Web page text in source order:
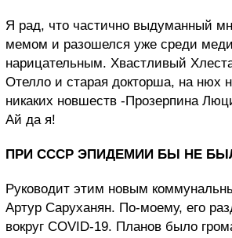
Я рад, что частично выдуманный
мемом и разошелся уже среди
нарицательным. Хвастливый
Отелло и старая докторша, на нюх
никаких новшеств -Прозерпина
Ай да я!
ПРИ СССР ЭПИДЕМИИ БЫ НЕ
Руководит этим новым
Артур Саруханян. По-моему, его
вокруг COVID-19. Планов было